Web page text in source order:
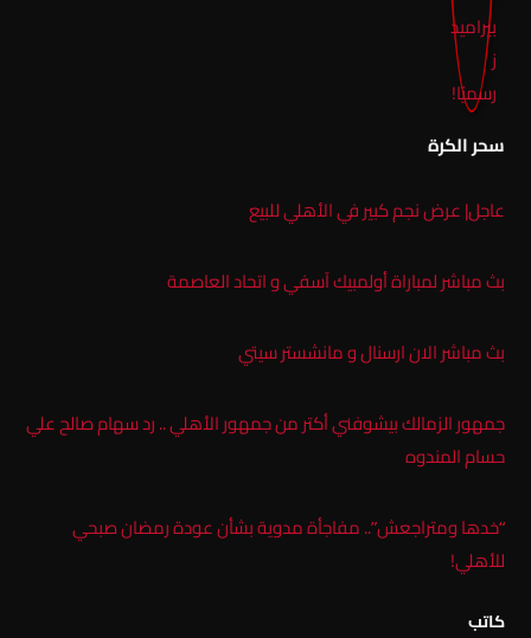
سحر الكرة
عاجل| عرض نجم كبير في الأهلي للبيع
بث مباشر لمباراة أولمبيك آسفي و اتحاد العاصمة
بث مباشر الان ارسنال و مانشستر سيتي
جمهور الزمالك بيشوفني أكتر من جمهور الأهلي .. رد سهام صالح علي
حسام المندوه
“خدها ومتراجعش”.. مفاجأة مدوية بشأن عودة رمضان صبحي
للأهلي!
كاتب